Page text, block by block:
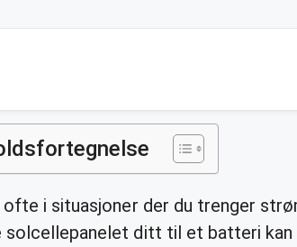
ofte i situasjoner der du trenger
solcellepanelet ditt til et batteri